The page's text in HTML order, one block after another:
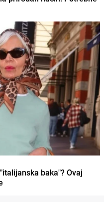
baka"? Ovaj